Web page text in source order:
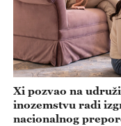
Xi pozvao na
inozemstvu radi
nacionalnog